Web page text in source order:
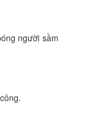
người sầm